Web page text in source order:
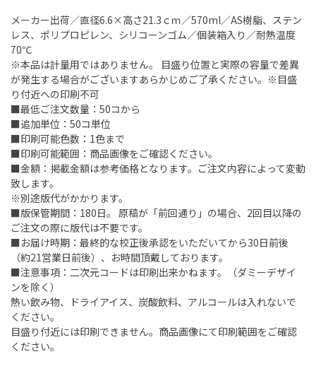
メーカー出荷／直径6.6×高さ21.3ｃｍ／570ml／AS樹脂、ステン
レス、ポリプロピレン、シリコーンゴム／個装箱入り／耐熱温度
70℃
※本品は計量用ではありません。 目盛り位置と実際の容量で差異
が発生する場合がございますあらかじめご了承ください。※目盛
り付近への印刷不可
■最低ご注文数量：50コから
■追加単位：50コ単位
■印刷可能色数：1色まで
■印刷可能範囲：商品画像をご確認ください。
■金額：掲載金額は参考価格となります。ご注文内容によって変動
致します。
※別途版代がかかります。
■版保管期間：180日。 原稿が「前回通り」の場合、2回目以降の
ご注文の際に版代は不要です。
■お届け時期：最終的な校正後承認をいただいてから30日前後
（約21営業日前後）、お時間頂戴しております。
■注意事項：二次元コードは印刷出来かねます。（ダミーデザイ
ンを除く）
熱い飲み物、ドライアイス、炭酸飲料、アルコールは入れないで
ください。
目盛り付近には印刷できません。商品画像にて印刷範囲をご確認
ください。